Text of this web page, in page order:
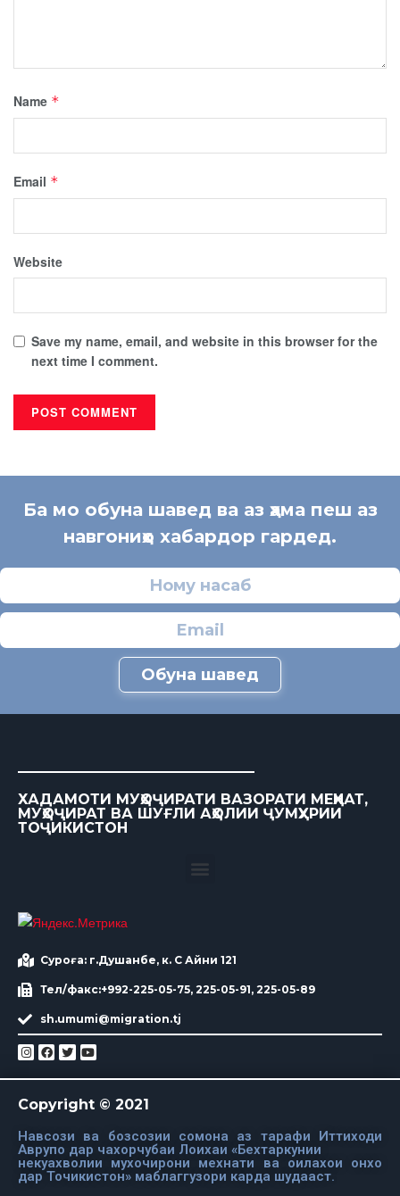
Name *
Email *
Website
Save my name, email, and website in this browser for the
next time I comment.
Ба мо обуна шавед ва аз ҳама пеш аз
навгониҳо хабардор гардед.
Обуна шавед
ХАДАМОТИ МУҲОҶИРАТИ ВАЗОРАТИ МЕҲНАТ,
МУҲОҶИРАТ ВА ШУҒЛИ АҲОЛИИ ҶУМҲУРИИ
ТОҶИКИСТОН
Суроға: г.Душанбе, к. С Айни 121
Тел/факс:+992-225-05-75, 225-05-91, 225-05-89
sh.umumi@migration.tj
Copyright © 2021
Навсози ва бозсозии сомона аз тарафи Иттиходи
Аврупо дар чахорчубаи Лоихаи «Бехтаркунии
некуахволии мухочирони мехнати ва оилахои онхо
дар Точикистон» маблаггузори карда шудааст.